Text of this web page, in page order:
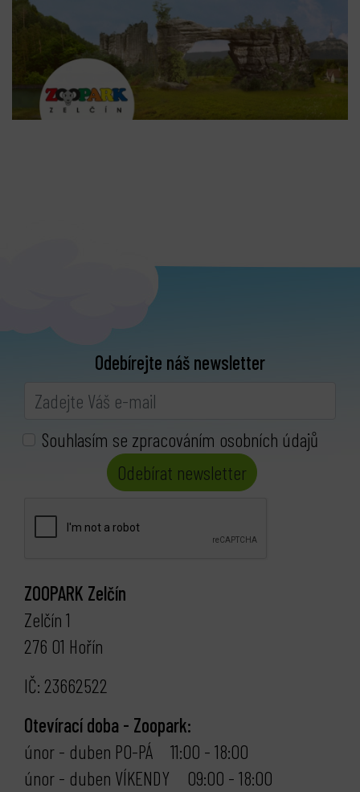
Odebírejte náš newsletter
Souhlasím se zpracováním osobních údajů
Odebírat newsletter
ZOOPARK Zelčín
Zelčín 1
276 01 Hořín
IČ: 23662522
Otevírací doba - Zoopark:
únor - duben PO-PÁ 11:00 - 18:00
únor - duben VÍKENDY 09:00 - 18:00